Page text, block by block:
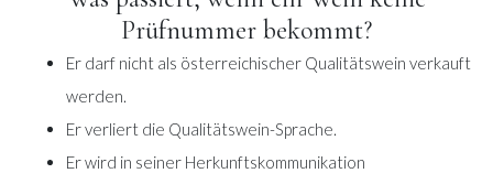
Prüfnummer bekommt?
Er darf nicht als österreichischer Qualitätswein verkauft
werden.
Er verliert die Qualitätswein-Sprache.
Er wird in seiner Herkunftskommunikation